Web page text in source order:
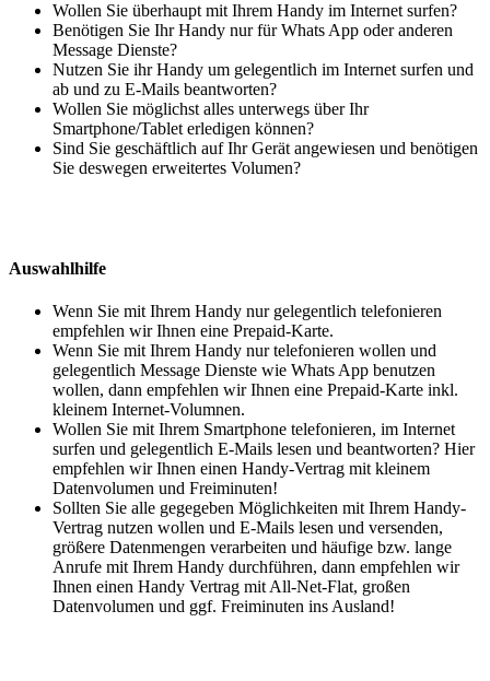
Wollen Sie überhaupt mit Ihrem Handy im Internet surfen?
Benötigen Sie Ihr Handy nur für Whats App oder anderen
Message Dienste?
Nutzen Sie ihr Handy um gelegentlich im Internet surfen und
ab und zu E-Mails beantworten?
Wollen Sie möglichst alles unterwegs über Ihr
Smartphone/Tablet erledigen können?
Sind Sie geschäftlich auf Ihr Gerät angewiesen und benötigen
Sie deswegen erweitertes Volumen?
Auswahlhilfe
Wenn Sie mit Ihrem Handy nur gelegentlich telefonieren
empfehlen wir Ihnen eine Prepaid-Karte.
Wenn Sie mit Ihrem Handy nur telefonieren wollen und
gelegentlich Message Dienste wie Whats App benutzen
wollen, dann empfehlen wir Ihnen eine Prepaid-Karte inkl.
kleinem Internet-Volumnen.
Wollen Sie mit Ihrem Smartphone telefonieren, im Internet
surfen und gelegentlich E-Mails lesen und beantworten? Hier
empfehlen wir Ihnen einen Handy-Vertrag mit kleinem
Datenvolumen und Freiminuten!
Sollten Sie alle gegegeben Möglichkeiten mit Ihrem Handy-
Vertrag nutzen wollen und E-Mails lesen und versenden,
größere Datenmengen verarbeiten und häufige bzw. lange
Anrufe mit Ihrem Handy durchführen, dann empfehlen wir
Ihnen einen Handy Vertrag mit All-Net-Flat, großen
Datenvolumen und ggf. Freiminuten ins Ausland!